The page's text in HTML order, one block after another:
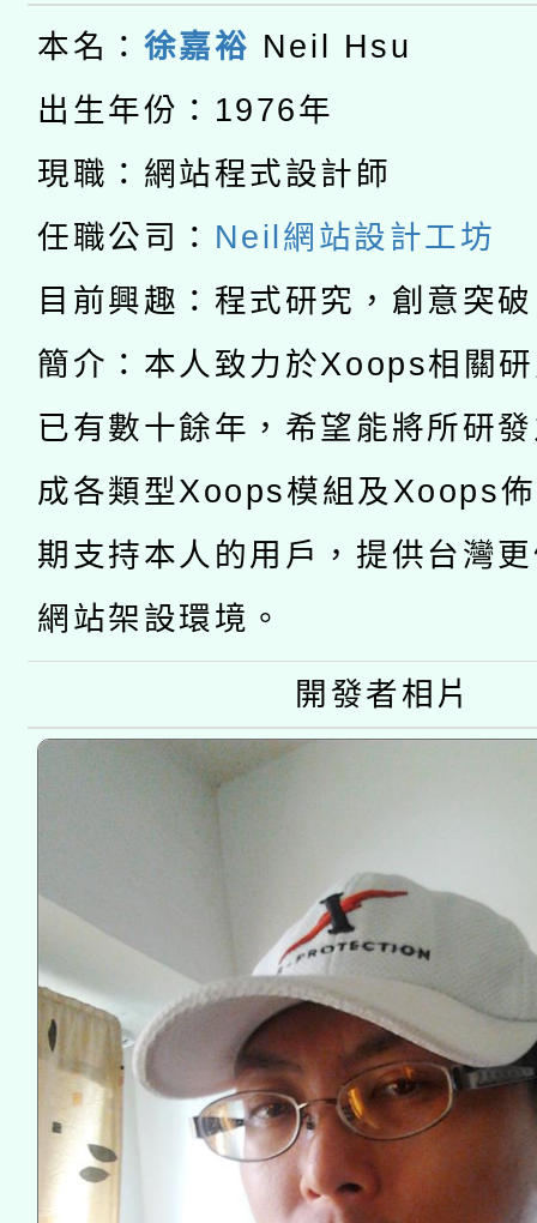
件」活動簡章
接種對象擴大為「滿6
接種之民眾」措施，延
業技術研究院辦理「
用水績優單位及節水達
動」
115年8月22日(星期六
桃園市孔廟祈福系列
開 智慧啟航」
2026年桃園地景藝術
「2026桃園藝術巡演
關事宜
轉知教育部國民及學前
國立臺灣師範大學辦理
年度健康促進學校輔導
業成長研習」實施計畫
函轉國家教育研究院中
原住民族教育政策研討
族教育國際趨勢與發展
轉知教育部國民及學前
新北市政府教育局辦理
師專業成長研習實施計
方素養工作坊新北場」
函轉國立臺灣師範大學
族語言臺北學習中心
「族語學習班」招生簡
轉知有關國立成功大學
文教學共融平台-教案
件」活動簡章
教育部國民及學前教育
年度COVID-19疫苗接
接種對象擴大為「滿6
接種之民眾」措施，延
月28日止
本名： 徐嘉裕 Neil Hsu
出生年份：1976年
現職：網站程式設計師
任職公司： Neil網站設計工坊
目前興趣：程式研究，創意突
簡介：本人致力於Xoops相關
已有數十餘年，希望能將所研
成各類型Xoops模組及Xoops
期支持本人的用戶，提供台灣
網站架設環境。
開發者相片